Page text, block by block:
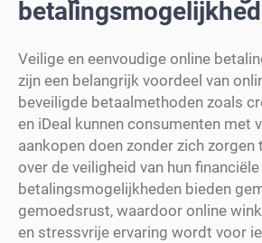
Veilige en eenvoudige online
zijn een belangrijk voordeel van
beveiligde betaalmethoden zoals
en iDeal kunnen consumenten met
aankopen doen zonder zich zorgen
over de veiligheid van hun
betalingsmogelijkheden bieden
gemoedsrust, waardoor online
en stressvrije ervaring wordt voor